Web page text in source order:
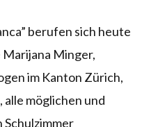
berufen sich heute
Minger,
im Kanton Zürich,
möglichen und
Schulzimmer